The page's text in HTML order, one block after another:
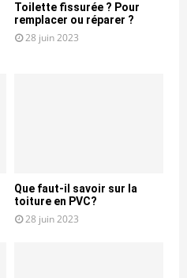
Toilette fissurée ? Pour
remplacer ou réparer ?
28 juin 2023
Que faut-il savoir sur la
toiture en PVC?
28 juin 2023